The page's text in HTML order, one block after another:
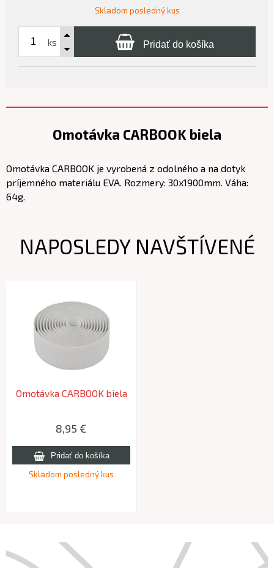
Skladom posledný kus
ks Pridať do košíka
Omotávka CARBOOK biela
Omotávka CARBOOK je vyrobená z odolného a na dotyk
príjemného materiálu EVA. Rozmery: 30x1900mm. Váha:
64g.
NAPOSLEDY NAVŠTÍVENÉ
Omotávka CARBOOK biela
8,95 €
Skladom posledný kus